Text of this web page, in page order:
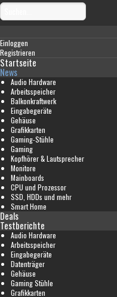
Einloggen
Registrieren
Startseite
News
Audio Hardware
Arbeitsspeicher
Balkonkraftwerk
Eingabegeräte
Gehäuse
Grafikkarten
Gaming-Stühle
Gaming
Kopfhörer & Lautsprecher
Monitore
Mainboards
CPU und Prozessor
SSD, HDDs und mehr
Smart Home
Deals
Testberichte
Audio Hardware
Arbeitsspeicher
Eingabegeräte
Datenträger
Gehäuse
Gaming Stühle
Grafikkarten